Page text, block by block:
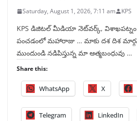
Saturday, August 1, 2026, 7:11 am KPS
KPS డిజిటల్ మీడియా నెట్‌వర్క్,
పంచడంలో మహారాజు … మాకు దశ దిశ
ముందుండి నడిపిస్తున్న మా ఆత్మబంధువు …
Share this:
WhatsApp X
Telegram LinkedIn